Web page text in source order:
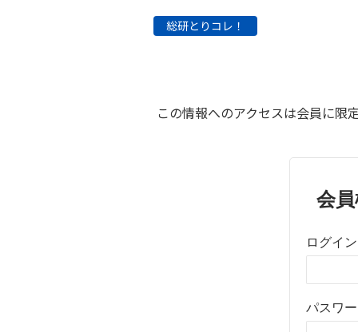
総研とりコレ！
この情報へのアクセスは会員に限
会
ログイ
パスワ